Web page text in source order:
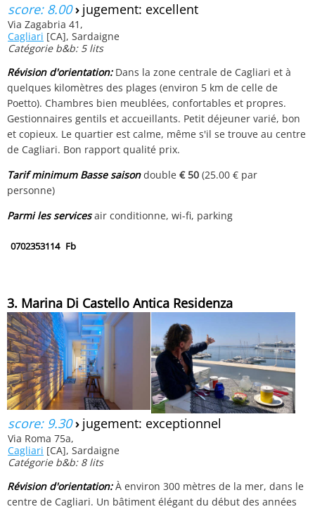
score: 8.00› jugement: excellent
Via Zagabria 41,
Cagliari [CA], Sardaigne
Catégorie b&b: 5 lits
Révision d'orientation:Dans la zone centrale de Cagliari et à
quelques kilomètres des plages (environ 5 km de celle de
Poetto). Chambres bien meublées, confortables et propres.
Gestionnaires gentils et accueillants. Petit déjeuner varié, bon
et copieux. Le quartier est calme, même s'il se trouve au centre
de Cagliari. Bon rapport qualité prix.
Tarif minimum Basse saisondouble€ 50 (25.00 € par
personne)
Parmi les servicesair conditionne, wi-fi, parking
0702353114 Fb
3. Marina Di Castello Antica Residenza
score: 9.30› jugement: exceptionnel
Via Roma 75a,
Cagliari [CA], Sardaigne
Catégorie b&b: 8 lits
Révision d'orientation:À environ 300 mètres de la mer, dans le
centre de Cagliari. Un bâtiment élégant du début des années